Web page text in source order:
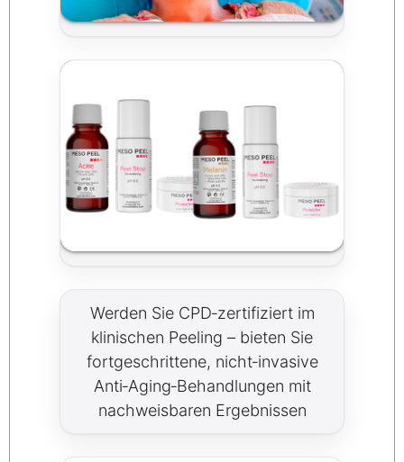
Werden Sie CPD‑zertifiziert im
klinischen Peeling – bieten Sie
fortgeschrittene, nicht‑invasive
Anti‑Aging‑Behandlungen mit
nachweisbaren Ergebnissen